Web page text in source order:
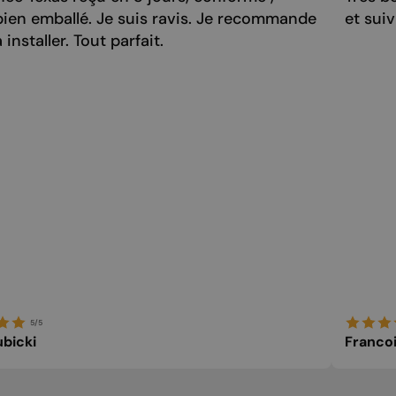
emballé. Je suis ravis. Je recommande
installer. Tout parfait.
5/5
et